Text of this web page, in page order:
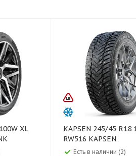
KAPSEN 245/45 R18 100H
RW516 KAPSEN
Есть в наличии (2)